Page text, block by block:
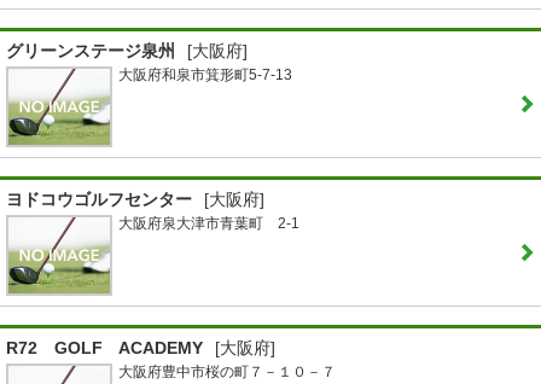
グリーンステージ泉州 [大阪府]
大阪府和泉市箕形町5-7-13
ヨドコウゴルフセンター [大阪府]
大阪府泉大津市青葉町 2-1
R72 GOLF ACADEMY [大阪府]
大阪府豊中市桜の町７－１０－７